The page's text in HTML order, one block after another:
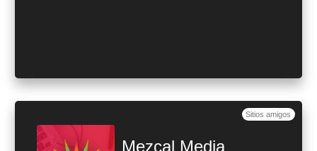
Sitios amigos
Mezcal Media